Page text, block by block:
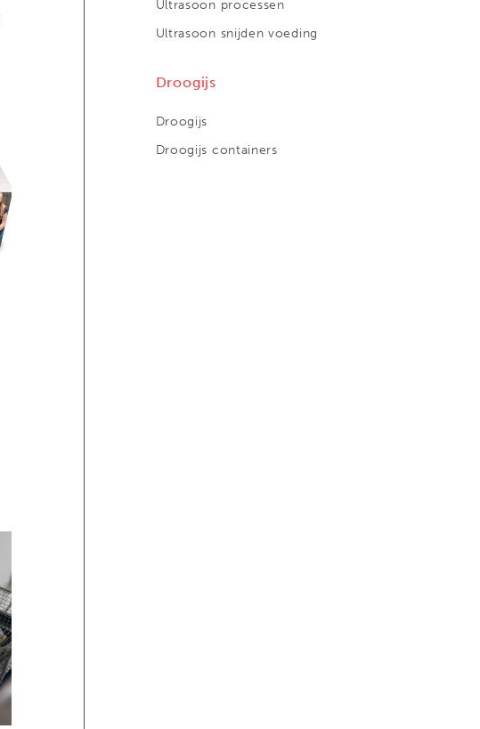
Ultrasoon processen
Ultrasoon snijden voeding
Droogijs
Droogijs
Droogijs containers